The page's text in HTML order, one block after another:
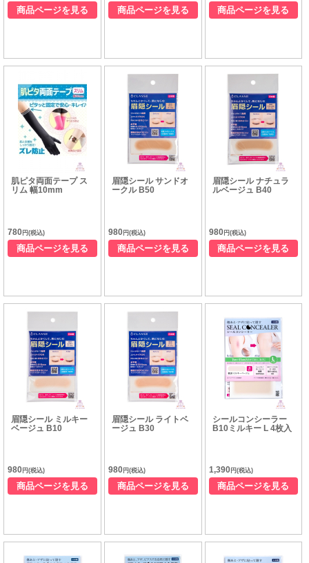
商品ページを見る 商品ページを見る 商品ページを見る
肌ピタ両面テープ ス
リム 幅10mm
780 円(税込)
商品ページを見る
眉隠シール サンドオ
ークル B50
980円(税込)
商品ページを見る
眉隠シール ナチュラ
ルベージュ B40
980円(税込)
商品ページを見る
眉隠シール ミルキー
ベージュ B10
980 円(税込)
商品ページを見る
眉隠シール ライトベ
ージュ B30
980円(税込)
商品ページを見る
シールコンシーラー
B10ミルキー L 4枚入
1,390円(税込)
商品ページを見る